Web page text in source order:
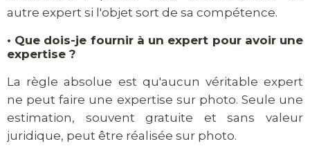
autre expert si l'objet sort de sa compétence.
• Que dois-je fournir à un expert pour avoir une
expertise ?
La règle absolue est qu'aucun véritable expert
ne peut faire une expertise sur photo. Seule une
estimation, souvent gratuite et sans valeur
juridique, peut être réalisée sur photo.